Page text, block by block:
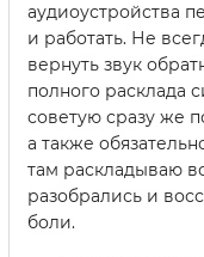
аудиоустройства
и работать. Не
вернуть звук
полного расклада
советую сразу же
а также
там раскладываю
разобрались и
боли.